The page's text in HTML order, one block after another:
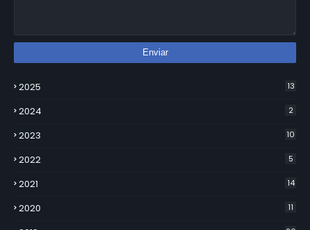
2025 13
2024 2
2023 10
2022 5
2021 14
2020 11